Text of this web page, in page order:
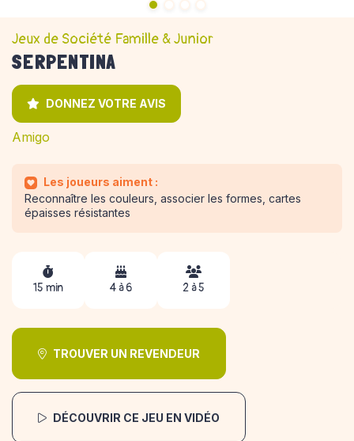
Jeux de Société Famille & Junior
SERPENTINA
DONNEZ VOTRE AVIS
Amigo
Les joueurs aiment :
Reconnaître les couleurs, associer les formes, cartes
épaisses résistantes
15 min 4 à 6 2 à 5
TROUVER UN REVENDEUR
DÉCOUVRIR CE JEU EN VIDÉO